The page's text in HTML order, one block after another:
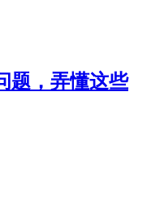
题，弄懂这些